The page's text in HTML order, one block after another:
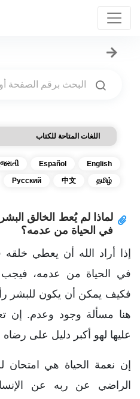
اللغات المتاحة للكتاب
English
Español
தமிழ்
中文
Русский
لماذا لم يُعط الخالق
في الحياة من عدمه؟
إذا أراد الله أن يعطي
في الحياة من عدمه،
فكيف يمكن أن يكون للبشر
هنا مسألة وجود وعدم. إن
عليها لهو أكبر دليل على
إن نعمة الحياة هي امتحان
الراضي عن ربه عن